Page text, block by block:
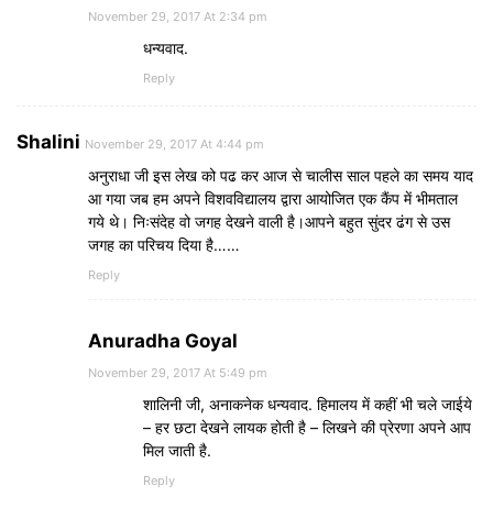
November 29, 2017 At 2:34 pm
धन्यवाद.
Reply
Shalini November 29, 2017 At 4:44 pm
अनुराधा जी इस लेख को पढ कर आज से चालीस साल पहले का समय याद
आ गया जब हम अपने विशवविद्यालय द्वारा आयोजित एक कैंप में भीमताल
गये थे। निःसंदेह वो जगह देखने वाली है।आपने बहुत सुंदर ढंग से उस
जगह का परिचय दिया है……
Reply
Anuradha Goyal
November 29, 2017 At 5:49 pm
शालिनी जी, अनाकनेक धन्यवाद. हिमालय में कहीं भी चले जाईये
– हर छटा देखने लायक होती है – लिखने की प्रेरणा अपने आप
मिल जाती है.
Reply